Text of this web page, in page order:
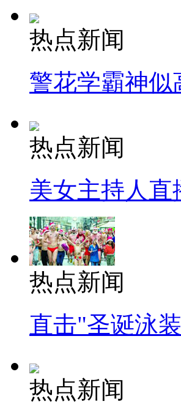
热点新闻
警花学霸神似
热点新闻
美女主持人
热点新闻
直击"圣诞泳
热点新闻